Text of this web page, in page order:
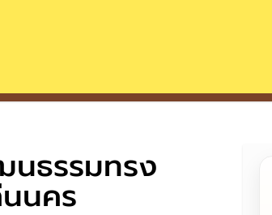
ธรรมทรง
นคร